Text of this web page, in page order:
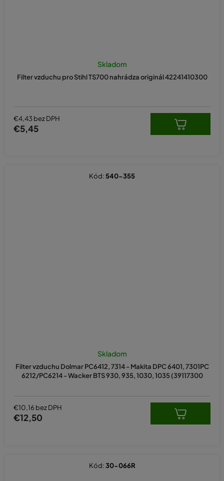
Filter vzduchu pro Stihl TS700 nahrádza originál 42241410300
Skladom
€4,43 bez DPH
€5,45
Filter vzduchu Dolmar PC6412, 7314 - Makita DPC 6401, 7301PC
6212/PC6214 - Wacker BTS 930, 935, 1030, 1035 (39117300
Skladom
€10,16 bez DPH
€12,50
Kód: 540-355
Kód:30-066R